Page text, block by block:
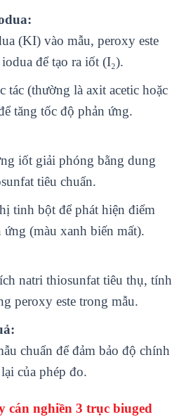
(KI) vào mẫu, peroxy este
để tạo ra iốt (I₂).
tác (thường là axit acetic hoặc
tăng tốc độ phản ứng.
iốt giải phóng bằng dung
tiêu chuẩn.
tinh bột để phát hiện điểm
ứng (màu xanh biến mất).
natri thiosunfat tiêu thụ, tính
peroxy este trong mẫu.
chuẩn để đảm bảo độ chính
của phép đo.
cán nghiền 3 trục biuged